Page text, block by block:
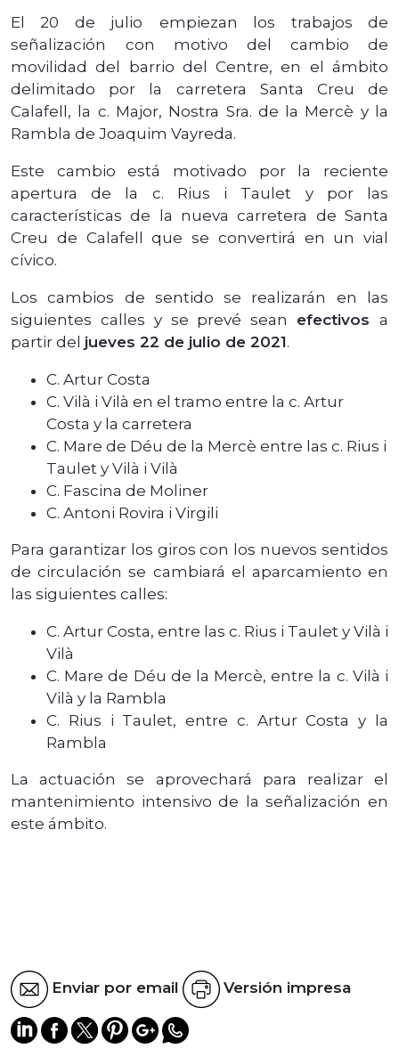
El 20 de julio
empiezan los trabajos de
señalización
con motivo del cambio de
movilidad del barrio del Centre, en el ámbito
delimitado por la carretera Santa Creu de
Calafell, la c. Major, Nostra Sra. de la Mercè y la
Rambla de Joaquim Vayreda.
Este cambio está motivado por la reciente
apertura de la c. Rius i Taulet y por las
características de la nueva carretera de Santa
Creu de Calafell que se convertirá en un vial
cívico.
Los cambios de sentido se realizarán en las
siguientes calles y se prevé sean efectivosa
partir del jueves 22 de julio de 2021.
C. Artur Costa
C. Vilà i Vilà en el tramo entre la c. Artur
Costa y la carretera
C. Mare de Déu de la Mercè entre las c. Rius i
Taulet y Vilà i Vilà
C. Fascina de Moliner
C. Antoni Rovira i Virgili
Para garantizar los giros con los nuevos sentidos
de circulación se cambiará el aparcamiento en
las siguientes calles:
C. Artur Costa, entre las c. Rius i Taulet y Vilà i
Vilà
C. Mare de Déu de la Mercè, entre la c. Vilà i
Vilà y la Rambla
C. Rius i Taulet, entre c. Artur Costa y la
Rambla
La actuación se aprovechará para realizar el
mantenimiento intensivo de la señalización en
este ámbito.
Enviar por email Versión impresa